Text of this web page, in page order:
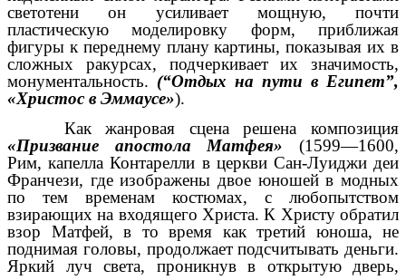
светотени он усиливает мощную, почти
пластическую моделировку форм, приближая
фигуры к переднему плану картины, показывая их в
сложных ракурсах, подчеркивает их значимость,
монументальность. (“Отдых на пути в Египет”,
«Христос в Эммаусе»).
Как жанровая сцена решена композиция
«Призвание апостола Матфея» (1599—1600,
Рим, капелла Контарелли в церкви Сан-Луиджи деи
Франчези, где изображены двое юношей в модных
по тем временам костюмах, с любопытством
взирающих на входящего Христа. К Христу обратил
взор Матфей, в то время как третий юноша, не
поднимая головы, продолжает подсчитывать деньги.
Яркий луч света, проникнув в открытую дверь,